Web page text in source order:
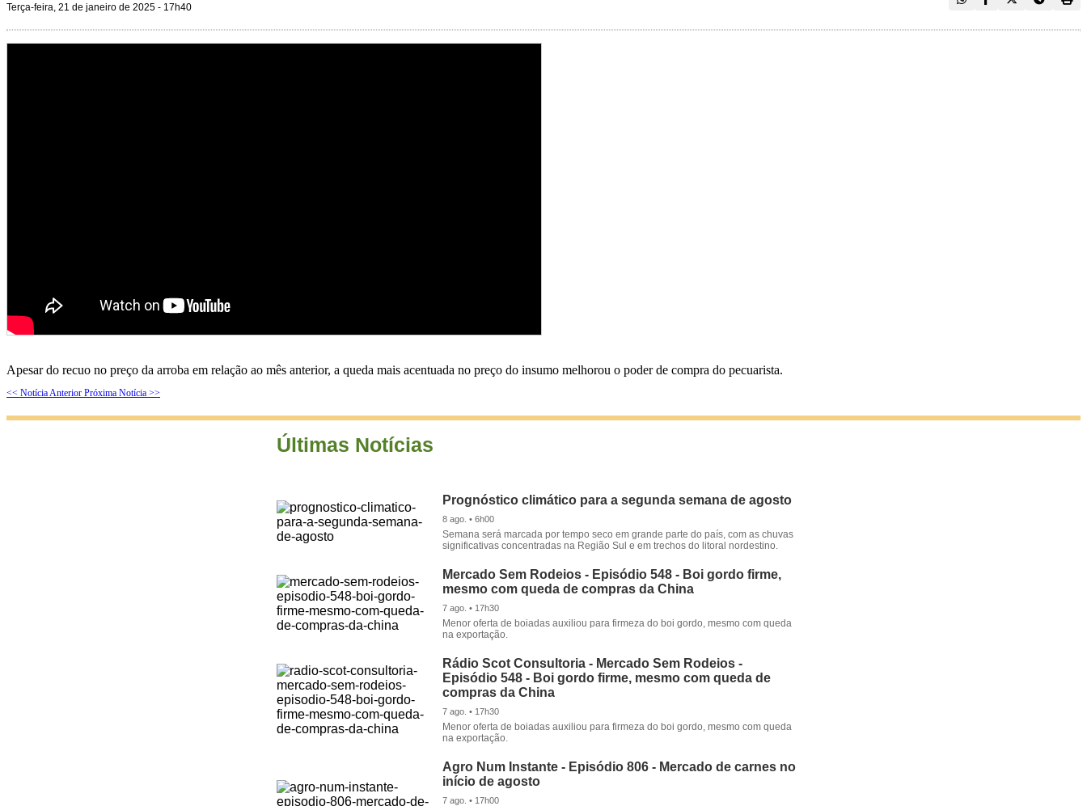
Terça-feira, 21 de janeiro de 2025 - 17h40
Apesar do recuo no preço da arroba em relação ao mês anterior, a queda mais acentuada no preço do insumo melhorou o poder de compra do pecuarista.
<< Notícia Anterior Próxima Notícia >>
Últimas Notícias
Prognóstico climático para a segunda semana de agosto
8 ago. • 6h00
Semana será marcada por tempo seco em grande parte do país, com as chuvas
significativas concentradas na Região Sul e em trechos do litoral nordestino.
Mercado Sem Rodeios - Episódio 548 - Boi gordo firme,
mesmo com queda de compras da China
7 ago. • 17h30
Menor oferta de boiadas auxiliou para firmeza do boi gordo, mesmo com queda
na exportação.
Rádio Scot Consultoria - Mercado Sem Rodeios -
Episódio 548 - Boi gordo firme, mesmo com queda de
compras da China
7 ago. • 17h30
Menor oferta de boiadas auxiliou para firmeza do boi gordo, mesmo com queda
na exportação.
Agro Num Instante - Episódio 806 - Mercado de carnes no
início de agosto
7 ago. • 17h00